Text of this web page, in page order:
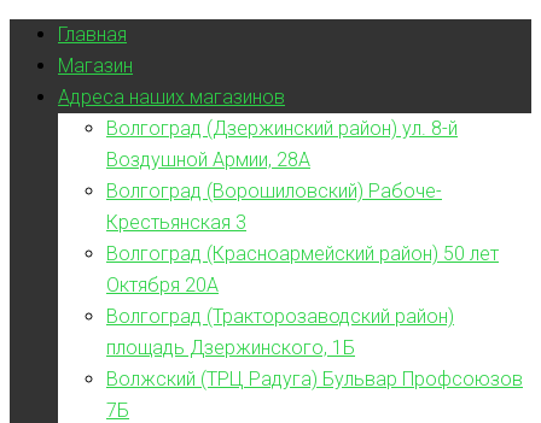
Главная
Магазин
Адреса наших магазинов
Волгоград (Дзержинский район) ул. 8-й
Воздушной Армии, 28А
Волгоград (Ворошиловский) Рабоче-
Крестьянская 3
Волгоград (Красноармейский район) 50 лет
Октября 20А
Волгоград (Тракторозаводский район)
площадь Дзержинского, 1Б
Волжский (ТРЦ Радуга) Бульвар Профсоюзов
7Б